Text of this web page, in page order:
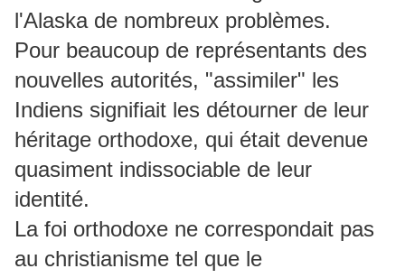
l'Alaska de nombreux problèmes.
Pour beaucoup de représentants des
nouvelles autorités, "assimiler" les
Indiens signifiait les détourner de leur
héritage orthodoxe, qui était devenue
quasiment indissociable de leur
identité.
La foi orthodoxe ne correspondait pas
au christianisme tel que le